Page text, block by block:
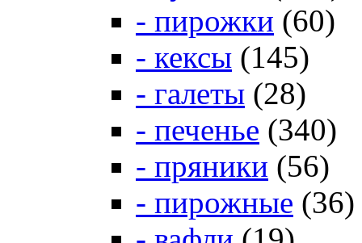
- пирожки (60)
- кексы (145)
- галеты (28)
- печенье (340)
- пряники (56)
- пирожные (36)